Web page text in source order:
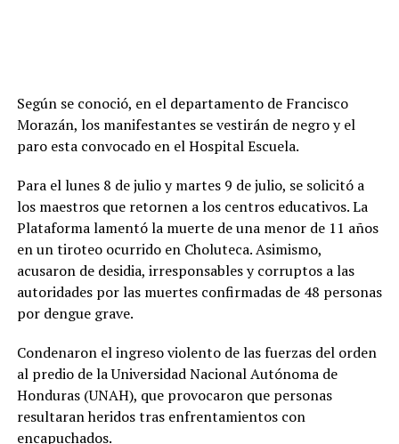
Según se conoció, en el departamento de Francisco
Morazán, los manifestantes se vestirán de negro y el
paro esta convocado en el Hospital Escuela.
Para el lunes 8 de julio y martes 9 de julio, se solicitó a
los maestros que retornen a los centros educativos. La
Plataforma lamentó la muerte de una menor de 11 años
en un tiroteo ocurrido en Choluteca. Asimismo,
acusaron de desidia, irresponsables y corruptos a las
autoridades por las muertes confirmadas de 48 personas
por dengue grave.
Condenaron el ingreso violento de las fuerzas del orden
al predio de la Universidad Nacional Autónoma de
Honduras (UNAH), que provocaron que personas
resultaran heridos tras enfrentamientos con
encapuchados.